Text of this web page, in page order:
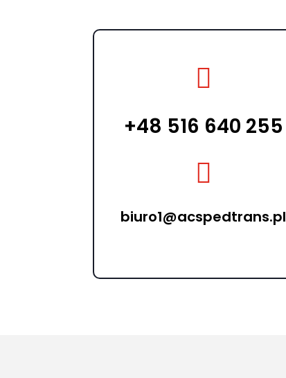

+48 516 640 255

biuro1@acspedtrans.pl